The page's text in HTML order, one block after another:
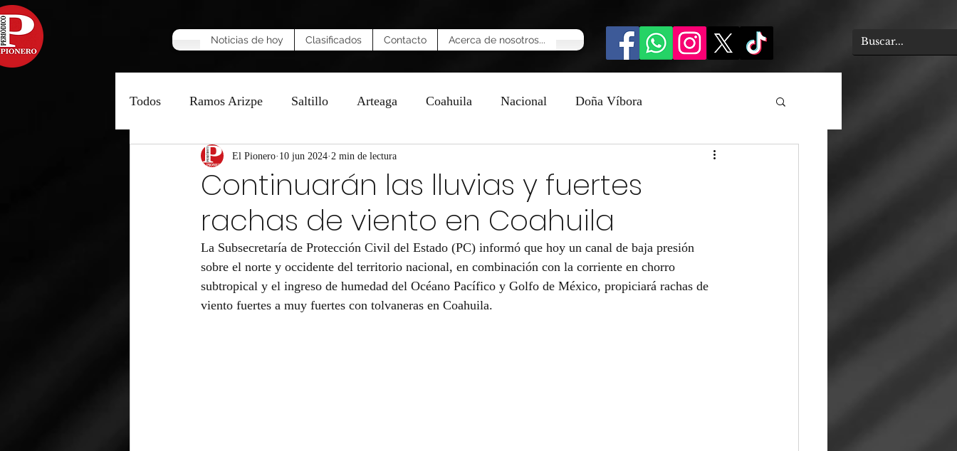
Noticias de hoy Clasificados Contacto Acerca de nosotros...
Todos Ramos Arizpe Saltillo Arteaga Coahuila Nacional Doña Víbora
Manzana Caliente Opinión
Continuarán las lluvias y fuertes
rachas de viento en Coahuila
El Pionero 10 jun 2024 2 min de lectura
La Subsecretaría de Protección Civil del Estado (PC) informó que hoy un canal de baja presión
sobre el norte y occidente del territorio nacional, en combinación con la corriente en chorro
subtropical y el ingreso de humedad del Océano Pacífico y Golfo de México, propiciará rachas de
viento fuertes a muy fuertes con tolvaneras en Coahuila.